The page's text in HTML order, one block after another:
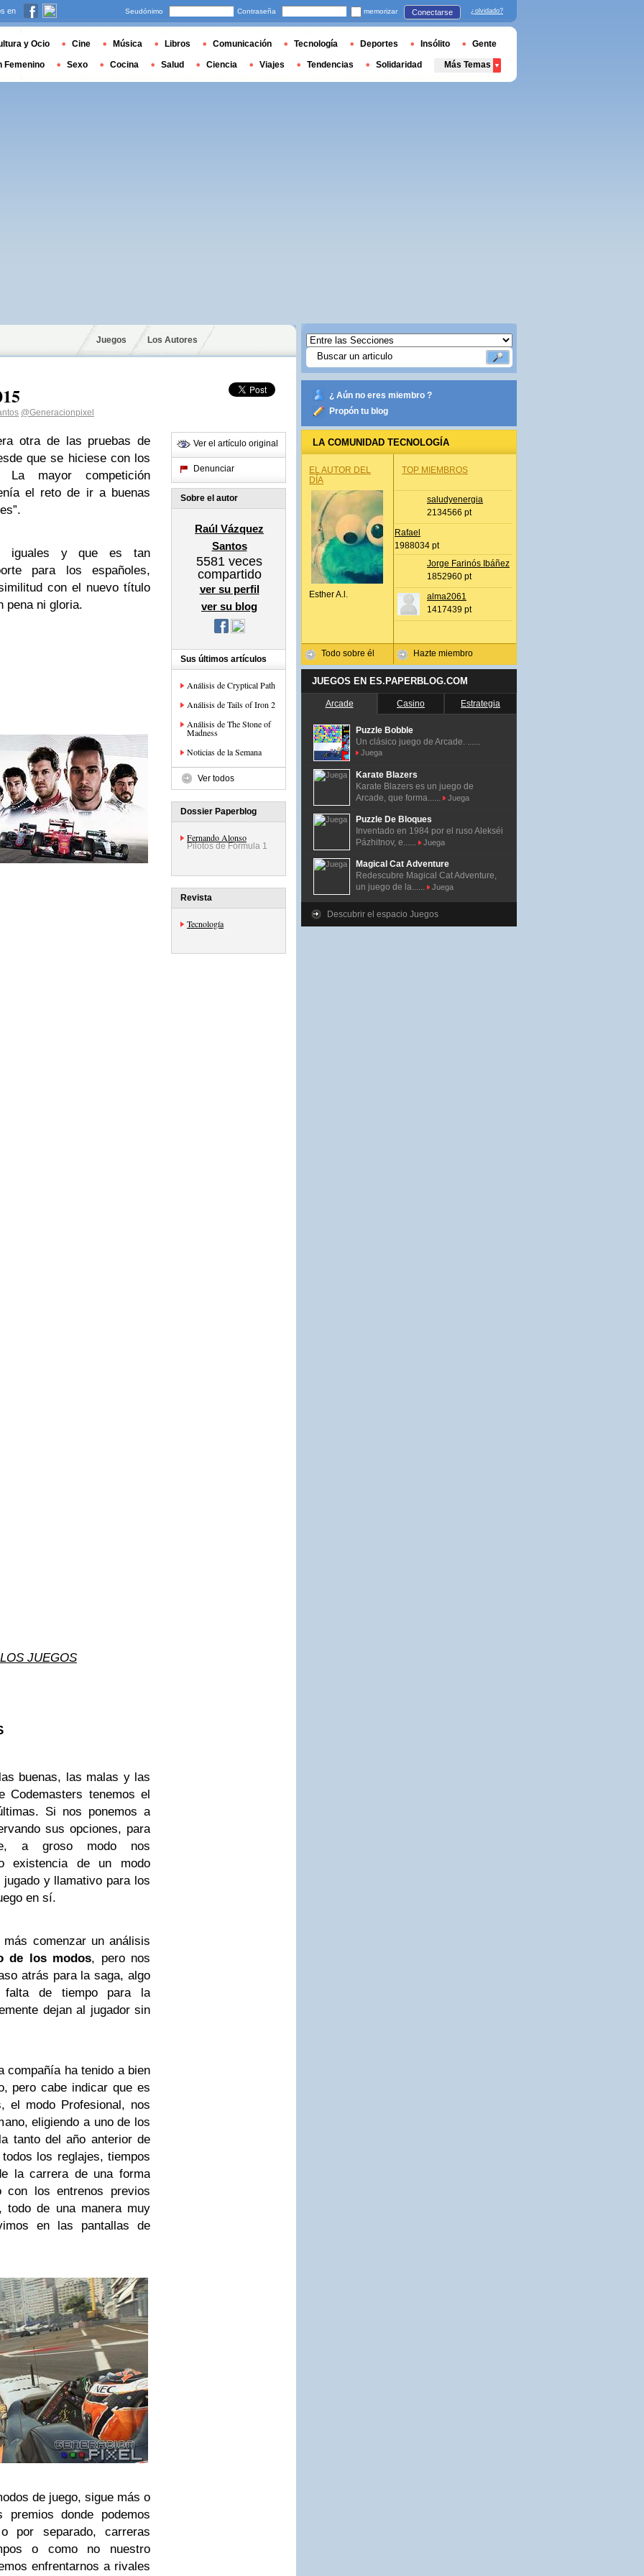
Juegos Los Autores
@Generacionpixel
otra de las pruebas de
que se hiciese con los
La mayor competición
el reto de ir a buenas
iguales y que es tan
para los españoles,
con el nuevo título
pena ni gloria.
JUEGOS
buenas, las malas y las
tenemos el
Si nos ponemos a
sus opciones, para
a groso modo nos
existencia de un modo
y llamativo para los
en sí.
comenzar un análisis
de los modos, pero nos
atrás para la saga, algo
falta de tiempo para la
dejan al jugador sin
compañía ha tenido a bien
pero cabe indicar que es
el modo Profesional, nos
eligiendo a uno de los
tanto del año anterior de
los reglajes, tiempos
la carrera de una forma
con los entrenos previos
de una manera muy
en las pantallas de
de juego, sigue más o
donde podemos
por separado, carreras
o como no nuestro
enfrentarnos a rivales
Ver el artículo original
Denunciar
Sobre el autor
Raúl Vázquez
Santos
5581 veces
compartido
ver su perfil
ver su blog
Sus últimos artículos
Análisis de Cryptical Path
Análisis de Tails of Iron 2
Análisis de The Stone of
Madness
Noticias de la Semana
Ver todos
Dossier Paperblog
Fernando Alonso
Pilotos de Fórmula 1
Revista
Tecnología
¿ Aún no eres miembro ?
Propón tu blog
LA COMUNIDAD TECNOLOGÍA
EL AUTOR DEL
DÍA
Esther A.l.
Todo sobre él
TOP MIEMBROS
saludyenergia
2134566 pt
Rafael
1988034 pt
Jorge Farinós Ibáñez
1852960 pt
alma2061
1417439 pt
Hazte miembro
JUEGOS EN ES.PAPERBLOG.COM
Arcade Casino Estrategia
Puzzle Bobble
Un clásico juego de Arcade. ......
Juega
Karate Blazers
Karate Blazers es un juego de
Arcade, que forma......
Juega
Puzzle De Bloques
Inventado en 1984 por el ruso Alekséi
Pázhitnov, e......
Juega
Magical Cat Adventure
Redescubre Magical Cat Adventure,
un juego de la......
Juega
Descubrir el espacio Juegos
en Seudónimo Contraseña memorizar Conectarse ¿olvidado?
y Ocio Cine Música Libros Comunicación Tecnología Deportes Insólito Gente
Femenino Sexo Cocina Salud Ciencia Viajes Tendencias Solidaridad Más Temas